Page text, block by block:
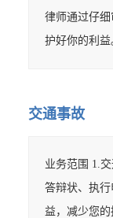
律师通过仔
护好你的利
交通事故
业务范围 1.
答辩状、执
益，减少您